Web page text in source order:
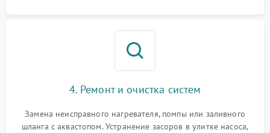
4. Ремонт и очистка систем
Замена неисправного нагревателя, помпы или заливного
шланга с аквастопом. Устранение засоров в улитке насоса,